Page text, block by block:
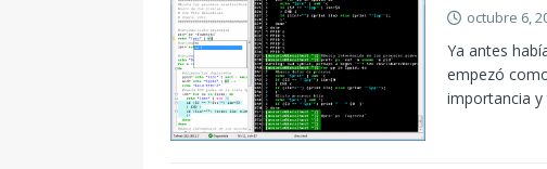
octubre 6,
Ya antes
empezó
importancia